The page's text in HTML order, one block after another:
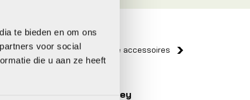
te bieden en om ons
voor social
die u aan ze heeft
Bekijk alle accessoires